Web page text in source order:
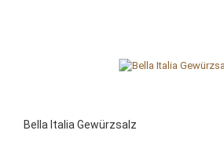
Bella Italia Gewürzsalz